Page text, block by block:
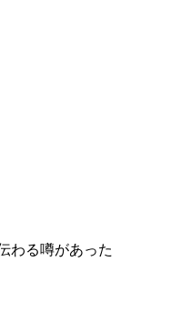
わる噂があった